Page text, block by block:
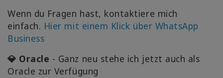
Wenn du Fragen hast, kontaktiere mich
einfach. Hier mit einem Klick über WhatsApp
Business
💎 Oracle - Ganz neu stehe ich jetzt auch als
Oracle zur Verfügung